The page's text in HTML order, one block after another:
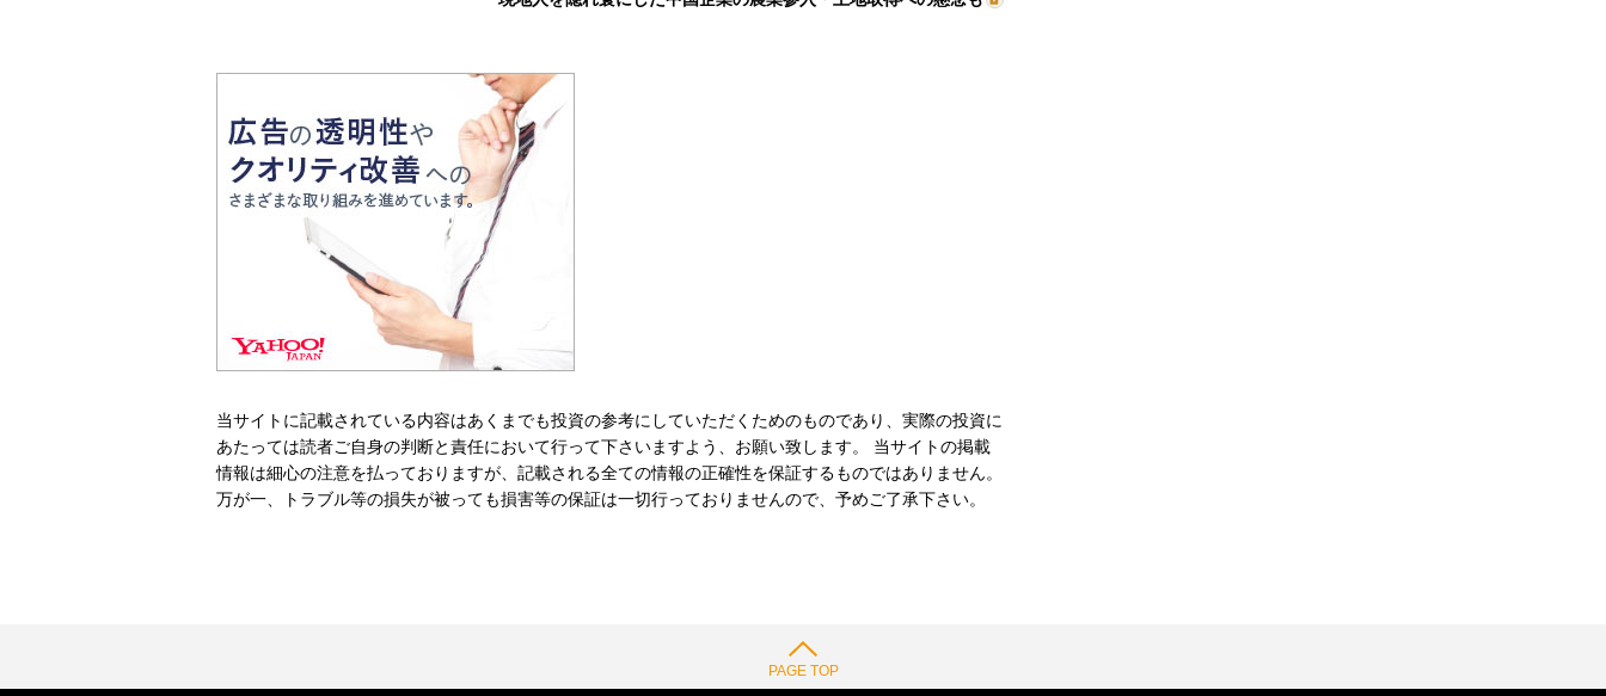
当サイトに記載されている内容はあくまでも投資の参考にしていただくためのものであり、実際の投資に
あたっては読者ご自身の判断と責任において行って下さいますよう、お願い致します。 当サイトの掲載
情報は細心の注意を払っておりますが、記載される全ての情報の正確性を保証するものではありません。
万が一、トラブル等の損失が被っても損害等の保証は一切行っておりませんので、予めご了承下さい。
PAGE TOP